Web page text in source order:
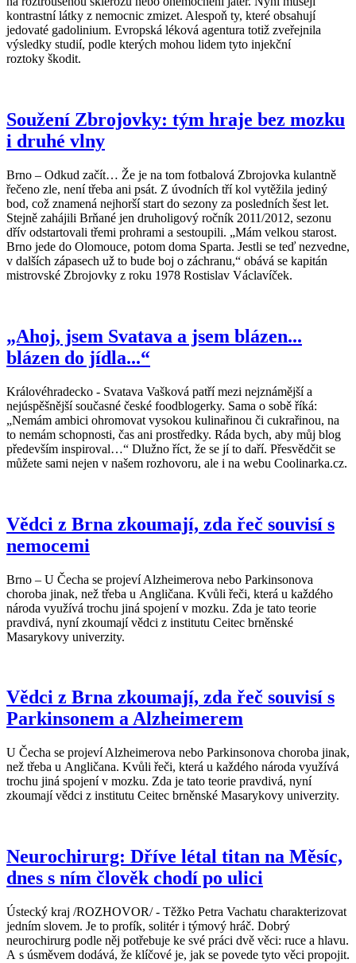
kontrastní látky z nemocnic zmizet. Alespoň ty, které obsahují
jedovaté gadolinium. Evropská léková agentura totiž zveřejnila
výsledky studií, podle kterých mohou lidem tyto injekční
roztoky škodit.
Soužení Zbrojovky: tým hraje bez mozku
i druhé vlny
Brno – Odkud začít… Že je na tom fotbalová Zbrojovka kulantně
řečeno zle, není třeba ani psát. Z úvodních tří kol vytěžila jediný
bod, což znamená nejhorší start do sezony za posledních šest let.
Stejně zahájili Brňané jen druholigový ročník 2011/2012, sezonu
dřív odstartovali třemi prohrami a sestoupili. „Mám velkou starost.
Brno jede do Olomouce, potom doma Sparta. Jestli se teď nezvedne,
v dalších zápasech už to bude boj o záchranu,“ obává se kapitán
mistrovské Zbrojovky z roku 1978 Rostislav Václavíček.
„Ahoj, jsem Svatava a jsem blázen...
blázen do jídla...“
Královéhradecko - Svatava Vašková patří mezi nejznámější a
nejúspěšnější současné české foodblogerky. Sama o sobě říká:
„Nemám ambici ohromovat vysokou kulinařinou či cukrařinou, na
to nemám schopnosti, čas ani prostředky. Ráda bych, aby můj blog
především inspiroval…“ Dlužno říct, že se jí to daří. Přesvědčit se
můžete sami nejen v našem rozhovoru, ale i na webu Coolinarka.cz.
Vědci z Brna zkoumají, zda řeč souvisí s
nemocemi
Brno – U Čecha se projeví Alzheimerova nebo Parkinsonova
choroba jinak, než třeba u Angličana. Kvůli řeči, která u každého
národa využívá trochu jiná spojení v mozku. Zda je tato teorie
pravdivá, nyní zkoumají vědci z institutu Ceitec brněnské
Masarykovy univerzity.
Vědci z Brna zkoumají, zda řeč souvisí s
Parkinsonem a Alzheimerem
U Čecha se projeví Alzheimerova nebo Parkinsonova choroba jinak,
než třeba u Angličana. Kvůli řeči, která u každého národa využívá
trochu jiná spojení v mozku. Zda je tato teorie pravdivá, nyní
zkoumají vědci z institutu Ceitec brněnské Masarykovy univerzity.
Neurochirurg: Dříve létal titan na Měsíc,
dnes s ním člověk chodí po ulici
Ústecký kraj /ROZHOVOR/ - Těžko Petra Vachatu charakterizovat
jedním slovem. Je to profík, solitér i týmový hráč. Dobrý
neurochirurg podle něj potřebuje ke své práci dvě věci: ruce a hlavu.
A s úsměvem dodává, že klíčové je, jak se povede tyto věci propojit.